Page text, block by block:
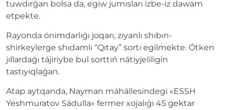
tuwdırǵan bolsa da, egiw jumısları izbe-iz dawam
etpekte.
Rayonda ónimdarlıǵı joqarı, zıyanlı shıbın-
shirkeylerge shıdamlı “Qıtay” sortı egilmekte. Ótken
jıllardaǵı tájiriybe bul sorttıń nátiyjeliligin
tastıyıqlaǵan.
Atap aytqanda, Nayman máhállesindegi «ESSH
Yeshmuratov Sádulla» fermer xojalıǵı 45 gektar